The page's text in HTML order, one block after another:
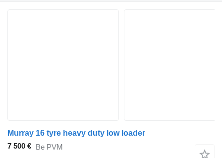
Murray 16 tyre heavy duty low loader
7 500 € Be PVM